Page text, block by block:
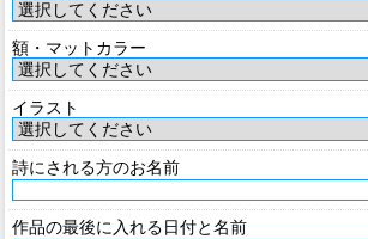
額・マットカラー
イラスト
詩にされる方のお名前
作品の最後に入れる日付と名前